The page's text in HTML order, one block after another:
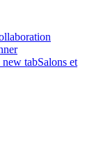
new tabSalons et